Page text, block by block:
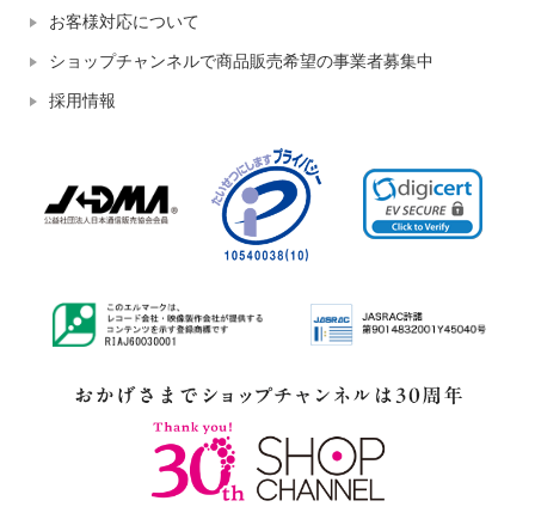
お客様対応について
ショップチャンネルで商品販売希望の事業者募集中
採用情報